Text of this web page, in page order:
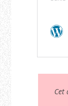
Cet